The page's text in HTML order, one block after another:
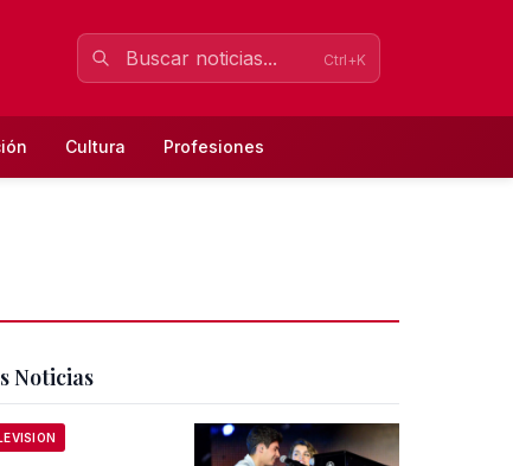
Ctrl+K
Cultura Profesiones
Noticias